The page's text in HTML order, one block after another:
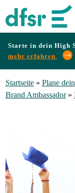
Starte in dein High
mehr erfahren
Erfahrungen
Startseite» Plane
Brand Ambassador»